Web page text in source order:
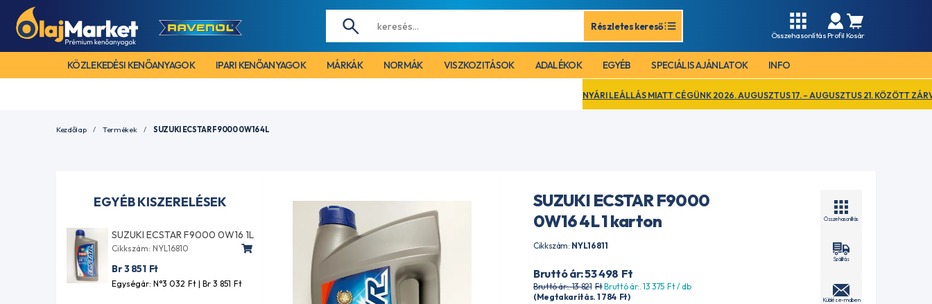
Részletes kereső
Összehasonlítás Profil Kosár
KÖZLEKEDÉSI KENŐANYAGOK IPARI KENŐANYAGOK MÁRKÁK NORMÁK VISZKOZITÁSOK ADALÉKOK EGYÉB SPECIÁLIS AJÁNLATOK INFO
NYÁRI LEÁLLÁS MIATT CÉGÜNK 2026. AUGUSZTUS 17. – AUGUSZTUS 21. KÖZÖTT ZÁRVA TART. EZ
Kezdőlap Termékek SUZUKI ECSTAR F9000 0W16 4L
EGYÉB KISZERELÉSEK
SUZUKI ECSTAR F9000 0W16 1L
Cikkszám: NYL16810
Br 3 851 Ft
Egységár: N°3 032 Ft | Br 3 851 Ft
SUZUKI ECSTAR F9000
0W16 4L 1 karton
Cikkszám: NYL16811
Bruttó ár: 53 498 Ft
Bruttó ár:. 13 821 FtBruttó ár:. 13 375 Ft/ db
(Megtakarítás. 1 784 Ft)
Összehasonlítás
Szállítás
Küldés e-mailben